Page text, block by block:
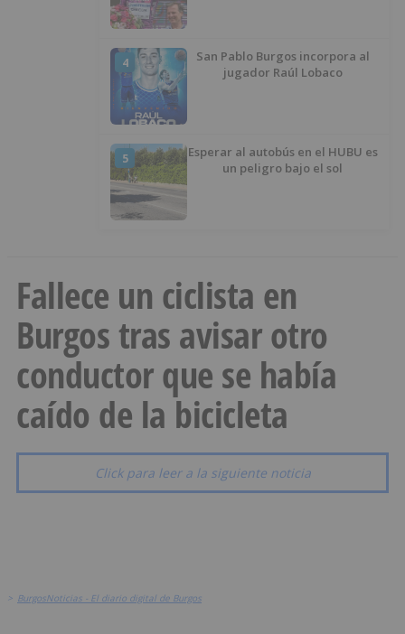
4
San Pablo Burgos incorpora al
jugador Raúl Lobaco
5
Esperar al autobús en el HUBU es
un peligro bajo el sol
Fallece un ciclista en
Burgos tras avisar otro
conductor que se había
caído de la bicicleta
Click para leer a la siguiente noticia
> BurgosNoticias - El diario digital de Burgos